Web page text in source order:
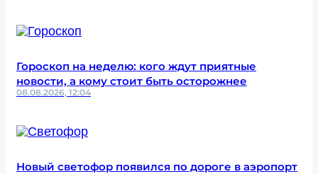
Гороскоп на неделю: кого ждут приятные
новости, а кому стоит быть осторожнее
08.08.2026, 12:04
Новый светофор появился по дороге в аэропорт